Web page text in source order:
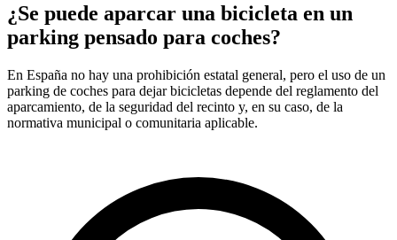
¿Se puede aparcar una bicicleta en un
parking pensado para coches?
En España no hay una prohibición estatal general, pero el uso de un
parking de coches para dejar bicicletas depende del reglamento del
aparcamiento, de la seguridad del recinto y, en su caso, de la
normativa municipal o comunitaria aplicable.